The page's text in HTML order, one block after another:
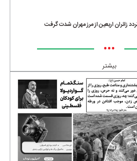
زائران اربعین از مرز مهران شدت گرفت
•••
بیشتر